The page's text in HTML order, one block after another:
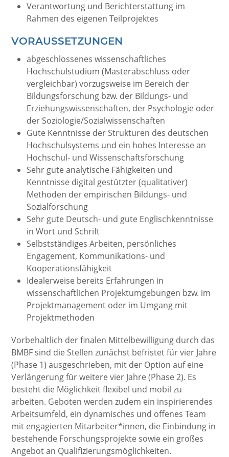
Verantwortung und Berichterstattung im
Rahmen des eigenen Teilprojektes
VORAUSSETZUNGEN
abgeschlossenes wissenschaftliches
Hochschulstudium (Masterabschluss oder
vergleichbar) vorzugsweise im Bereich der
Bildungsforschung bzw. der Bildungs- und
Erziehungswissenschaften, der Psychologie oder
der Soziologie/Sozialwissenschaften
Gute Kenntnisse der Strukturen des deutschen
Hochschulsystems und ein hohes Interesse an
Hochschul- und Wissenschaftsforschung
Sehr gute analytische Fähigkeiten und
Kenntnisse digital gestützter (qualitativer)
Methoden der empirischen Bildungs- und
Sozialforschung
Sehr gute Deutsch- und gute Englischkenntnisse
in Wort und Schrift
Selbstständiges Arbeiten, persönliches
Engagement, Kommunikations- und
Kooperationsfähigkeit
Idealerweise bereits Erfahrungen in
wissenschaftlichen Projektumgebungen bzw. im
Projektmanagement oder im Umgang mit
Projektmethoden
Vorbehaltlich der finalen Mittelbewilligung durch das
BMBF sind die Stellen zunächst befristet für vier Jahre
(Phase 1) ausgeschrieben, mit der Option auf eine
Verlängerung für weitere vier Jahre (Phase 2). Es
besteht die Möglichkeit flexibel und mobil zu
arbeiten. Geboten werden zudem ein inspirierendes
Arbeitsumfeld, ein dynamisches und offenes Team
mit engagierten Mitarbeiter*innen, die Einbindung in
bestehende Forschungsprojekte sowie ein großes
Angebot an Qualifizierungsmöglichkeiten.